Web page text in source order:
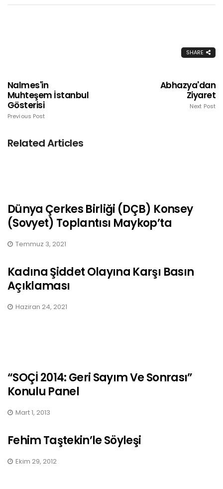
SHARE
Nalmes'in
Muhteşem İstanbul
Gösterisi
Previous Post
Abhazya'dan
Ziyaret
Next Post
Related Articles
Dünya Çerkes Birliği (DÇB) Konsey
(Sovyet) Toplantısı Maykop’ta
Temmuz 3, 2021
Kadına Şiddet Olayına Karşı Basın
Açıklaması
Haziran 24, 2021
“SOÇİ 2014: Geri Sayım Ve Sonrası”
Konulu Panel
Mart 1, 2013
Fehim Taştekin’le Söyleşi
Ekim 29, 2012